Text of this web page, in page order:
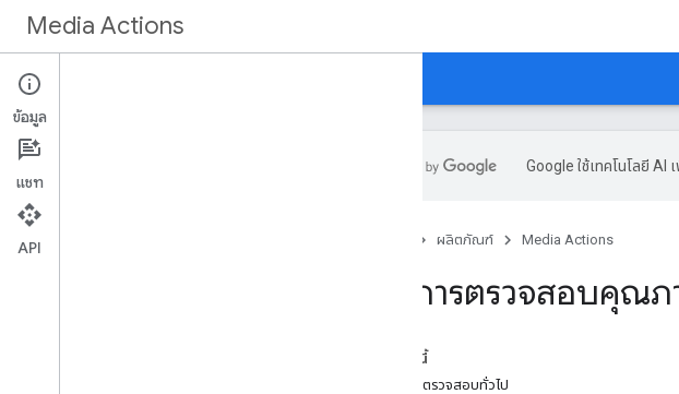
Media Actions
เริ่มต้นใช้งาน
ภาพรวม
Google ใช้เทคโนโลยี
ผลิตภัณฑ์ Media Actions
รายการตรวจสอบคุณ
ในหน้านี้
รายการตรวจสอบทั่วไป
ข้อมูล
แชท
API